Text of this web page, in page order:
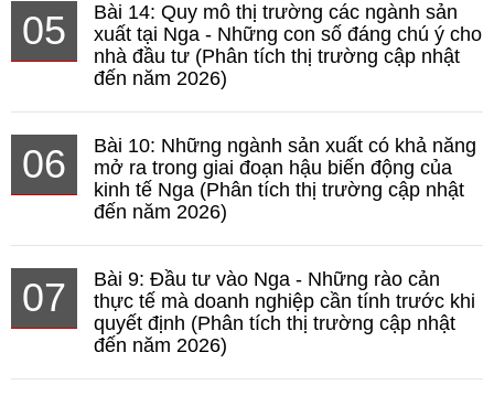
05
Bài 14: Quy mô thị trường các ngành sản
xuất tại Nga - Những con số đáng chú ý cho
nhà đầu tư (Phân tích thị trường cập nhật
đến năm 2026)
06
Bài 10: Những ngành sản xuất có khả năng
mở ra trong giai đoạn hậu biến động của
kinh tế Nga (Phân tích thị trường cập nhật
đến năm 2026)
07
Bài 9: Đầu tư vào Nga - Những rào cản
thực tế mà doanh nghiệp cần tính trước khi
quyết định (Phân tích thị trường cập nhật
đến năm 2026)